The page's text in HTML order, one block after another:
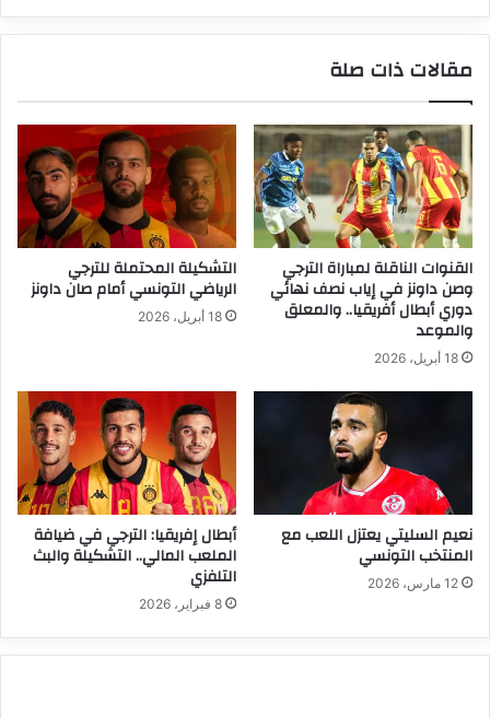
مقالات ذات صلة
القنوات الناقلة لمباراة الترجي
وصن داونز في إياب نصف نهائي
دوري أبطال أفريقيا.. والمعلق
والموعد
18 أبريل، 2026
التشكيلة المحتملة للترجي
الرياضي التونسي أمام صان داونز
18 أبريل، 2026
نعيم السليتي يعتزل اللعب مع
المنتخب التونسي
12 مارس، 2026
أبطال إفريقيا: الترجي في ضيافة
الملعب المالي.. التشكيلة والبث
التلفزي
8 فبراير، 2026